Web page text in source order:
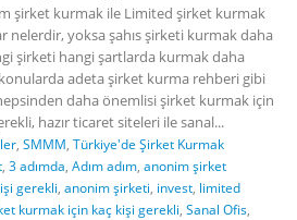
şirket kurmak ile Limited şirket kurmak
nelerdir, yoksa şahıs şirketi kurmak daha
şirketi hangi şartlarda kurmak daha
adeta şirket kurma rehberi gibi
daha önemlisi şirket kurmak için
hazır ticaret siteleri ile sanal...
, SMMM Türkiye'de Şirket Kurmak
, 3 adımda Adım adım, anonim şirket
gerekli anonim şirketi invest limited
kurmak için kaç kişi gerekli Sanal Ofis